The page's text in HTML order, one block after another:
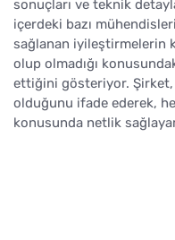
sonuçları ve teknik
içerdeki bazı
sağlanan iyileştirmelerin
olup olmadığı
ettiğini gösteriyor. Şirket,
olduğunu ifade ederek,
konusunda netlik